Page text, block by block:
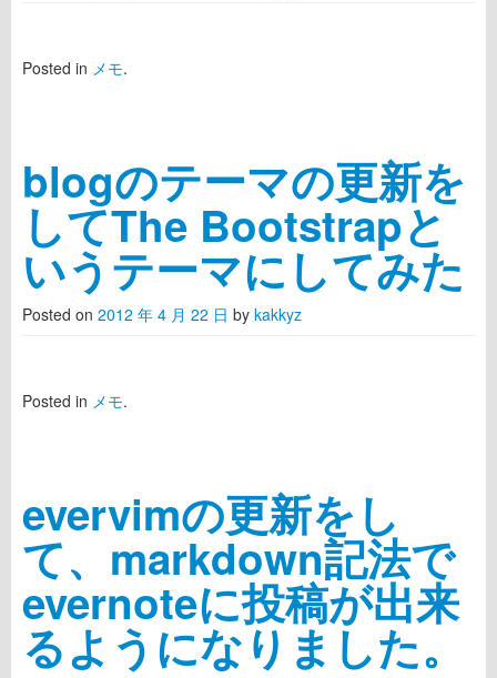
Posted in メモ.
blogのテーマの更新を
してThe Bootstrapと
いうテーマにしてみた
Posted on 2012 年 4 月 22 日 by kakkyz
Posted in メモ.
evervimの更新をし
て、markdown記法で
evernoteに投稿が出来
るようになりました。